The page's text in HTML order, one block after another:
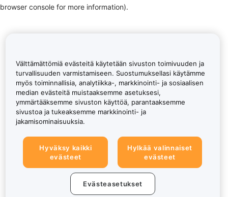
browser console for more information).
Välttämättömiä evästeitä käytetään sivuston toimivuuden ja
turvallisuuden varmistamiseen. Suostumuksellasi käytämme
myös toiminnallisia, analytiikka-, markkinointi- ja sosiaalisen
median evästeitä muistaaksemme asetuksesi,
ymmärtääksemme sivuston käyttöä, parantaaksemme
sivustoa ja tukeaksemme markkinointi- ja
jakamisominaisuuksia.
Hyväksy kaikki
evästeet
Hylkää valinnaiset
evästeet
Evästeasetukset